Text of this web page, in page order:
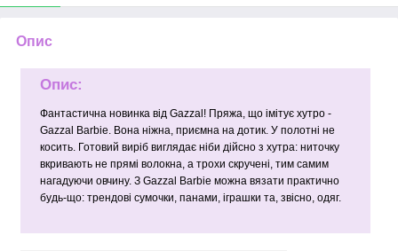
Опис
Опис:
Фантастична новинка від Gazzal! Пряжа, що імітує хутро -
Gazzal Barbie. Вона ніжна, приємна на дотик. У полотні не
косить. Готовий виріб виглядає ніби дійсно з хутра: ниточку
вкривають не прямі волокна, а трохи скручені, тим самим
нагадуючи овчину. З Gazzal Barbie можна вязати практично
будь-що: трендові сумочки, панами, іграшки та, звісно, одяг.